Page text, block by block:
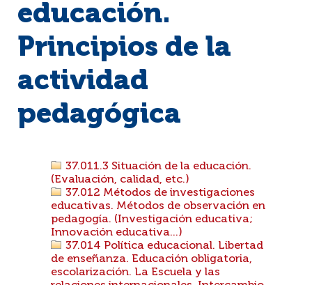
educación.
Principios de la
actividad
pedagógica
37.011.3 Situación de la educación.
(Evaluación, calidad, etc.)
37.012 Métodos de investigaciones
educativas. Métodos de observación en
pedagogía. (Investigación educativa;
Innovación educativa...)
37.014 Política educacional. Libertad
de enseñanza. Educación obligatoria,
escolarización. La Escuela y las